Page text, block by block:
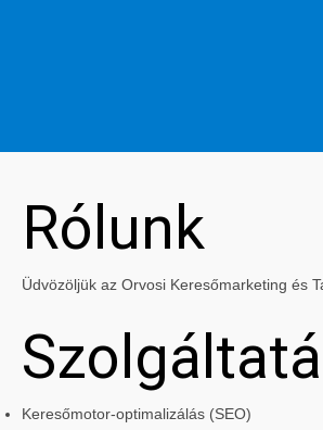
Rólunk
Üdvözöljük az Orvosi Keresőmarketing és
Keresőmotor-optimalizálás (SEO)